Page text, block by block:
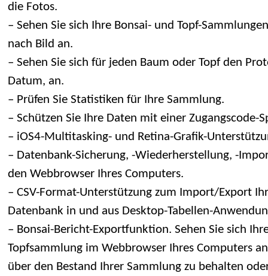
die Fotos.
– Sehen Sie sich Ihre Bonsai- und Topf-
nach Bild an.
– Sehen Sie sich für jeden Baum oder Topf den
Datum, an.
– Prüfen Sie Statistiken für Ihre Sammlung.
– Schützen Sie Ihre Daten mit einer Zugangscode-
– iOS4-Multitasking- und Retina-Grafik-
– Datenbank-Sicherung, -Wiederherstellung, -
den Webbrowser Ihres Computers.
– CSV-Format-Unterstützung zum Import/Export
Datenbank in und aus Desktop-Tabellen-
– Bonsai-Bericht-Exportfunktion. Sehen Sie sich
Topfsammlung im Webbrowser Ihres Computers
über den Bestand Ihrer Sammlung zu behalten